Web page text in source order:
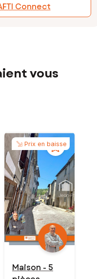
Connect
vous
Prix en baisse
Maison - 5